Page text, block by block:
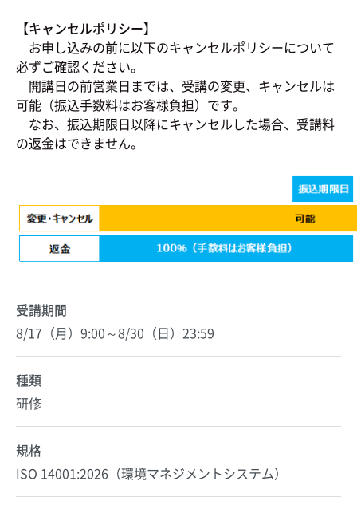
【キャンセルポリシー】
お申し込みの前に以下のキャンセルポリシーについて
必ずご確認ください。
開講日の前営業日までは、受講の変更、キャンセルは
可能（振込手数料はお客様負担）です。
なお、振込期限日以降にキャンセルした場合、受講料
の返金はできません。
受講期間
8/17（月）9:00～8/30（日）23:59
種類
研修
規格
ISO 14001:2026（環境マネジメントシステム）